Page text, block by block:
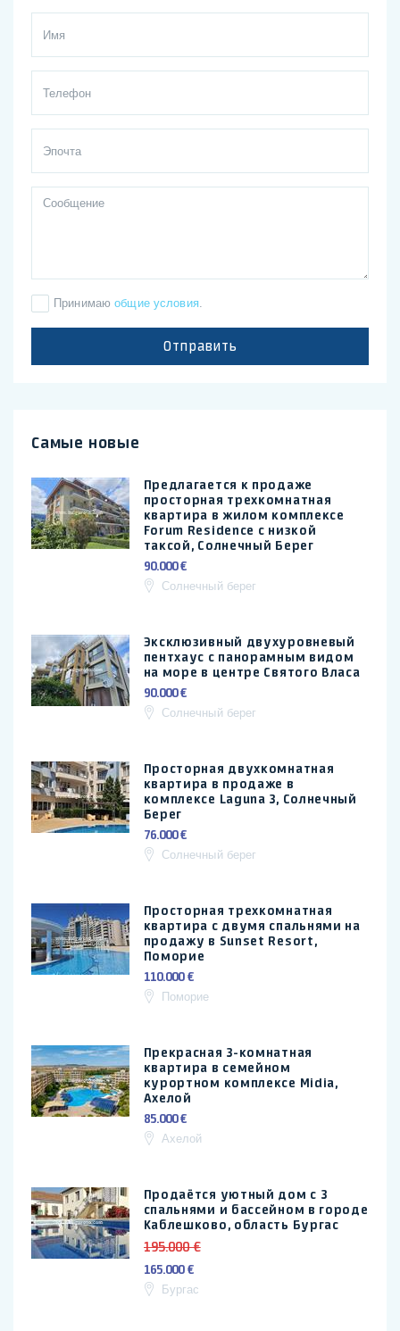
Принимаюобщие условия.
Отправить
Самые новые
Предлагается к продаже
просторная трехкомнатная
квартира в жилом комплексе
Forum Residence с низкой
таксой, Солнечный Берег
90.000 €
Солнечный берег
Эксклюзивный двухуровневый
пентхаус с панорамным видом
на море в центре Святого Власа
90.000 €
Солнечный берег
Просторная двухкомнатная
квартира в продаже в
комплексе Laguna 3, Солнечный
Берег
76.000 €
Солнечный берег
Просторная трехкомнатная
квартира с двумя спальнями на
продажу в Sunset Resort,
Поморие
110.000 €
Поморие
Прекрасная 3-комнатная
квартира в семейном
курортном комплексе Midia,
Ахелой
85.000 €
Ахелой
Продаётся уютный дом с 3
спальнями и бассейном в городе
Каблешково, область Бургас
195.000 €
165.000 €
Бургас